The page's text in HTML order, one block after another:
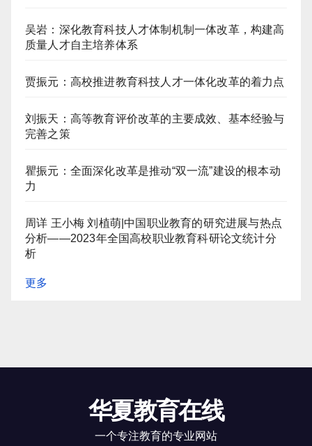
吴岩：深化教育科技人才体制机制一体改革，构建高
质量人才自主培养体系
贾振元：高校推进教育科技人才一体化改革的着力点
刘振天：高等教育评价改革的主要成效、基本经验与
完善之策
瞿振元：全面深化改革是推动“双一流”建设的根本动
力
周详 王小梅 刘植萌|中国职业教育的研究进展与热点
分析——2023年全国高校职业教育科研论文统计分
析
更多
华夏教育在线
一个专注教育的专业网站